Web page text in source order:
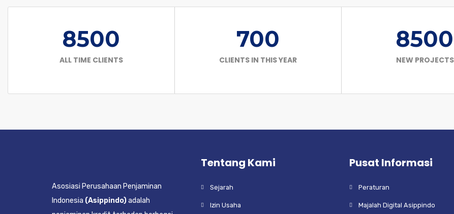
8500
ALL TIME CLIENTS
700
CLIENTS IN THIS YEAR
8500
NEW PROJECTS
Asosiasi Perusahaan Penjaminan
Indonesia (Asippindo)adalah
Tentang Kami
Sejarah
Izin Usaha
Pusat Informasi
Peraturan
Majalah Digital Asippindo